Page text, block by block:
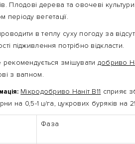
Плодові дерева та овочеві
періоду вегетації.
в теплу суху погоду за
підживлення потрібно відкласти.
рекомендується змішувати добриво
з вапном.
Мікродобриво Наніт В11 сприяє
на 0,5-1 ц/га, цукрових буряків на
Фаза